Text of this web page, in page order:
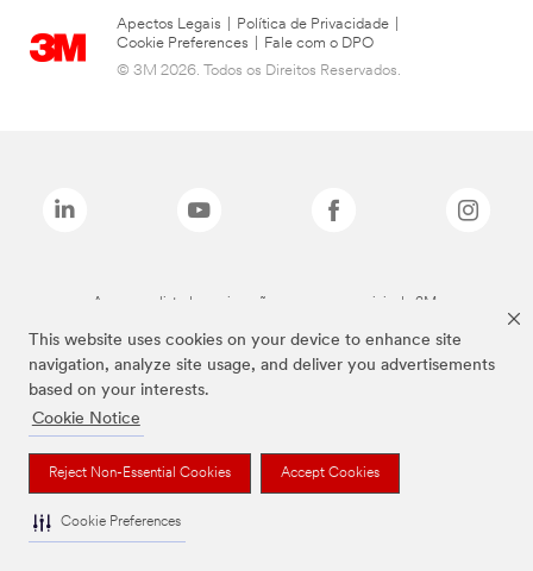
This website uses cookies on your device to enhance site
navigation, analyze site usage, and deliver you advertisements
based on your interests.
Cookie Notice
Reject Non-Essential Cookies Accept Cookies
Cookie Preferences
Apectos Legais Política de Privacidade
Cookie Preferences
Fale com o DPO
© 3M 2026. Todos os Direitos Reservados.
As marcas listadas a cima são marcas comerciais da 3M.